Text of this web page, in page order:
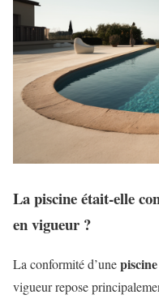
La piscine était-elle
en vigueur ?
La conformité d’une
vigueur repose